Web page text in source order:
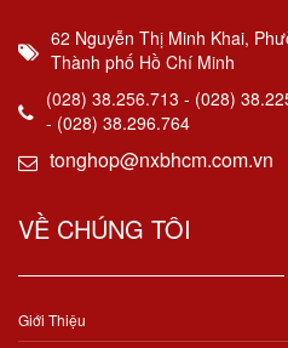
62 Nguyễn Thị Minh Khai,
Thành phố Hồ Chí Minh
(028) 38.256.713 - (028)
- (028) 38.296.764
tonghop@nxbhcm.com.vn
VỀ CHÚNG TÔI
Giới Thiệu